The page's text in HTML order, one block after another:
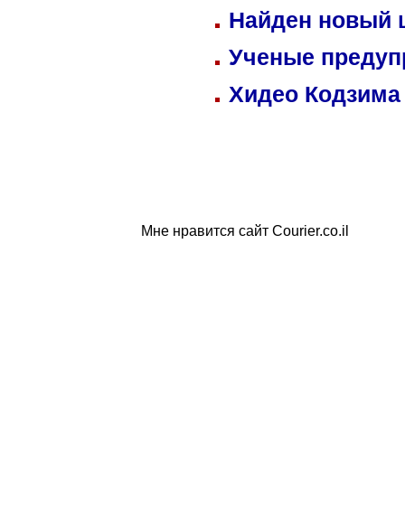
Найден
Ученые
Хидео
Мне нравится сайт Courier.co.il